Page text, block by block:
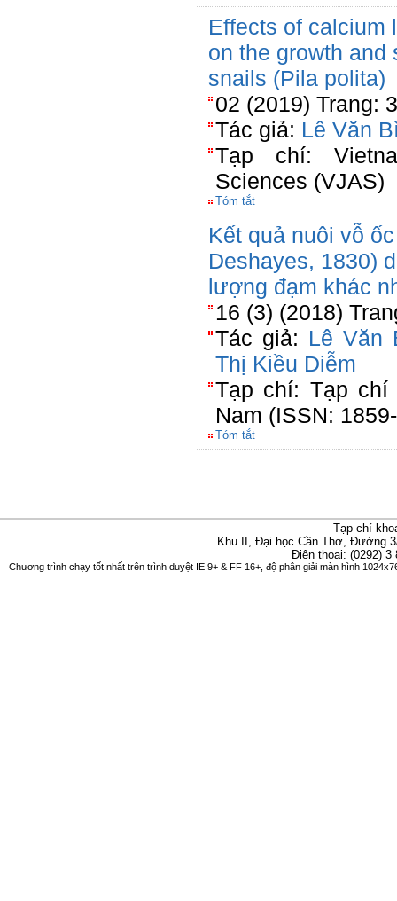
Effects of calcium
on the growth and
snails (Pila polita)
02 (2019) Trang:
Tác giả: Lê Văn
Tạp chí:
Sciences (VJAS)
Tóm tắt
Kết quả nuôi vỗ
Deshayes, 1830)
lượng đạm khác
16 (3) (2018)
Tác giả: Lê Văn
Thị Kiều Diễm
Tạp chí: Tạp chí
Nam (ISSN:
Tóm tắt
Tạp chí
Khu II, Đại học Cần Thơ, Đường
Điện thoại: (0292)
Chương trình chạy tốt nhất trên trình duyệt IE 9+ & FF 16+, độ phân giải màn hình